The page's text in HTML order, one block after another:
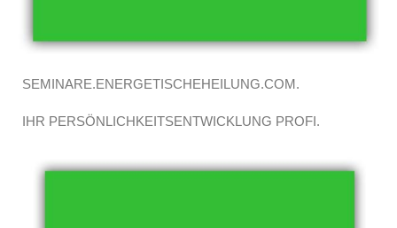
SEMINARE.ENERGETISCHEHEILUNG.COM.
IHR PERSÖNLICHKEITSENTWICKLUNG PROFI.